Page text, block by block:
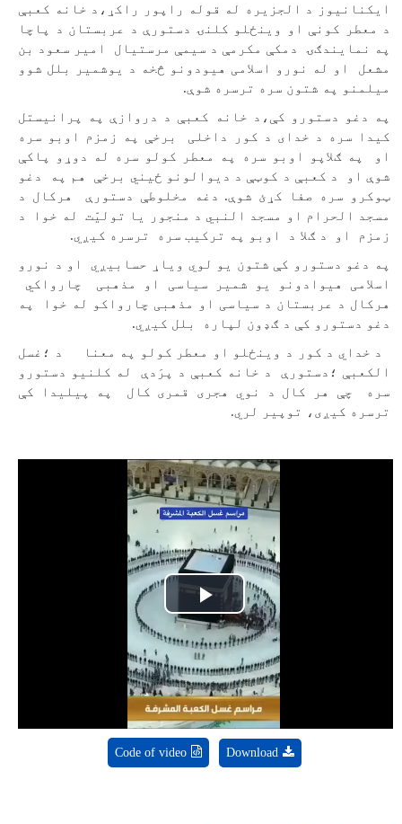
ایکنانیوز د الجزیره له قوله راپور راکړ،د خانه کعبې
د معطر کونې او وینځلو کلنۍ دستورې د عربستان د پاچا
په نمایندګۍ دمکې مکرمې د سیمې مرستیال امیر سعود بن
مشعل او له نورو اسلامی هیودونو څخه د یوشمیر بلل شوو
میلمنو په شتون سره ترسره شوې.
په دغو دستورو کې،د خانه کعبې د دروازې په پرانیستل
کیدا سره د خدای د کور داخلی برخې په زمزم اوبو سره
او په ګلاپو اوبو سره په معطر کولو سره له دوړو پاکې
شوې او د کعبې د کوټې د دیوالونو ځيني برخې هم په دغو
ټوکرو سره صفا کړئ شوې. دغه مخلوطې دستورې هرکال د
مسجد الحرام او مسجد النبي د منجور یا تولیّت له خوا د
زمزم او د ګلا د اوبو په ترکیب سره ترسره کیږي.
په دغو دستورو کې شتون یو لوي ویاړ حسابیږي او د نورو
اسلامی هیوادونو یو شمیر سیاسی او مذهبی چارواکي
هرکال د عربستان د سیاسی او مذهبی چارواکو له خوا په
دغو دستورو کې د ګډون لپاره بلل کیږي.
د خداي د کور د وینځلو او معطر کولو په معنا د ؛غسل
الکعبې ؛دستورې د خانه کعبې د پرَدې له کلنیو دستورو
سره چې هر کال د نوي هجری قمری کال په پيلیدا کې
ترسره کیږی، توپیر لري.
Play
Video
Code of video Download